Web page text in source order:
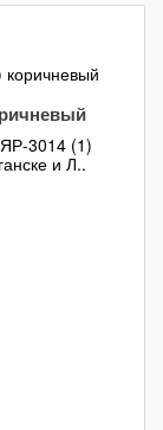
3014 (1)
и Л..